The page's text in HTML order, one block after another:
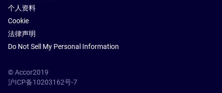
个人资料
Cookie
法律声明
Do Not Sell My Personal Information
© Accor2019
沪ICP备10203162号-7